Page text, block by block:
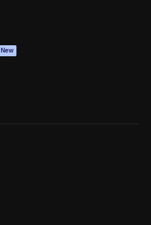
New